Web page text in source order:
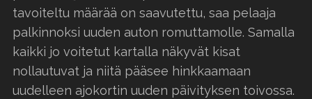
tavoiteltu määrää on saavutettu, saa pelaaja
palkinnoksi uuden auton romuttamolle. Samalla
kaikki jo voitetut kartalla näkyvät kisat
nollautuvat ja niitä pääsee hinkkaamaan
uudelleen ajokortin uuden päivityksen toivossa.